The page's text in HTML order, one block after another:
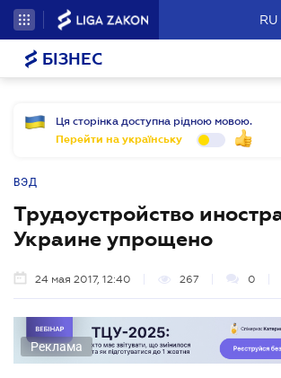
RU
БІЗНЕС
Ця сторінка доступна рідною мовою.
Перейти на українську
ВЭД
Трудоустройство
Украине упрощено
24 мая 2017, 12:40 267 0
Реклама